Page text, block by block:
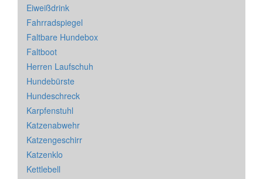
Eiweißdrink
Fahrradspiegel
Faltbare Hundebox
Faltboot
Herren Laufschuh
Hundebürste
Hundeschreck
Karpfenstuhl
Katzenabwehr
Katzengeschirr
Katzenklo
Kettlebell